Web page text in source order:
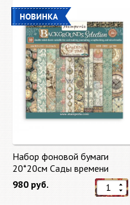
Набор фоновой бумаги
20*20см Сады времени
(Gardens of Time) 10 листов +
бонус от Stamperia
980 руб.